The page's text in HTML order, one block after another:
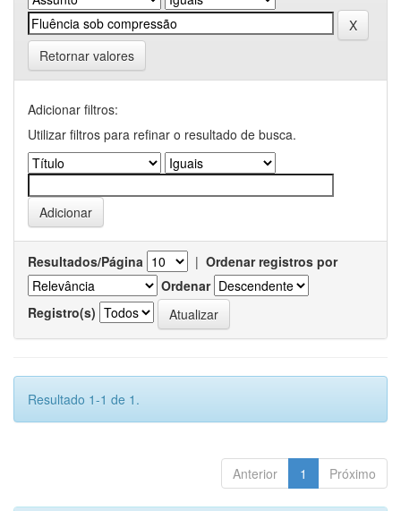
Retornar valores
Adicionar filtros:
Utilizar filtros para refinar o resultado de busca.
Resultados/Página | Ordenar registros por
Ordenar
Registro(s)
Resultado 1-1 de 1.
Anterior 1 Próximo